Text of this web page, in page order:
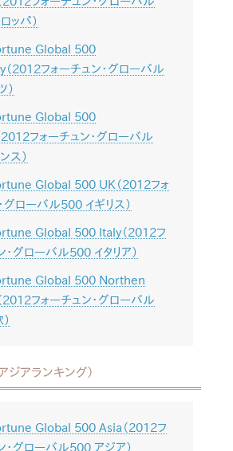
ッパ）
Global 500
2012フォーチュン・グローバル
）
Global 500
フォーチュン・グローバル
ス）
Global 500 UK（2012フォ
グローバル500 イギリス）
Global 500 Italy（2012フ
・グローバル500 イタリア）
Global 500 Northen
フォーチュン・グローバル
アランキング）
Global 500 Asia（2012フ
・グローバル500 アジア）